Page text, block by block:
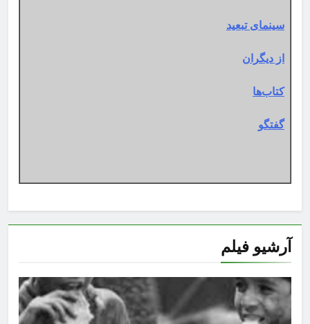
سینمای تبعید
از دیگران
کتاب‌ها
گفتگو
آرشیو فیلم